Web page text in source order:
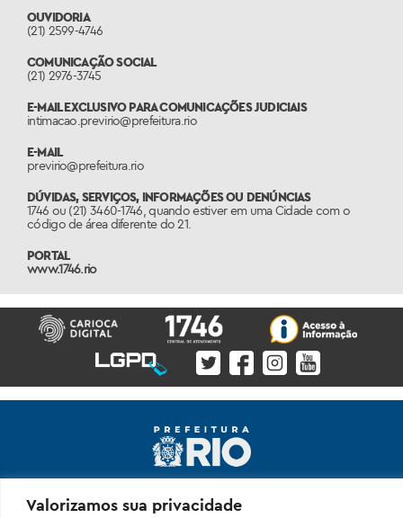
Valorizamos sua privacidade
OUVIDORIA
(21) 2599-4746
COMUNICAÇÃO SOCIAL
(21) 2976-3745
E-MAIL EXCLUSIVO PARA COMUNICAÇÕES JUDICIAIS
intimacao.previrio@prefeitura.rio
E-MAIL
previrio@prefeitura.rio
DÚVIDAS, SERVIÇOS, INFORMAÇÕES OU DENÚNCIAS
1746 ou (21) 3460-1746, quando estiver em uma Cidade com o
código de área diferente do 21.
PORTAL
www.1746.rio
Cavalcanti, 455 - Cidade Nova - 20211-110